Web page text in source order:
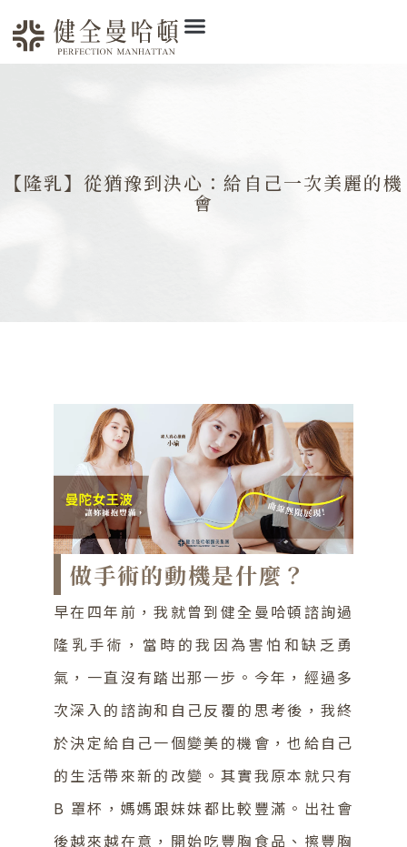
【隆乳】從猶豫到決心：給自己一次美麗的機
會
做手術的動機是什麼？
早在四年前，我就曾到健全曼哈頓諮詢過
隆乳手術，當時的我因為害怕和缺乏勇
氣，一直沒有踏出那一步。今年，經過多
次深入的諮詢和自己反覆的思考後，我終
於決定給自己一個變美的機會，也給自己
的生活帶來新的改變。其實我原本就只有
B 罩杯，媽媽跟妹妹都比較豐滿。出社會
後越來越在意，開始吃豐胸食品、擦豐胸